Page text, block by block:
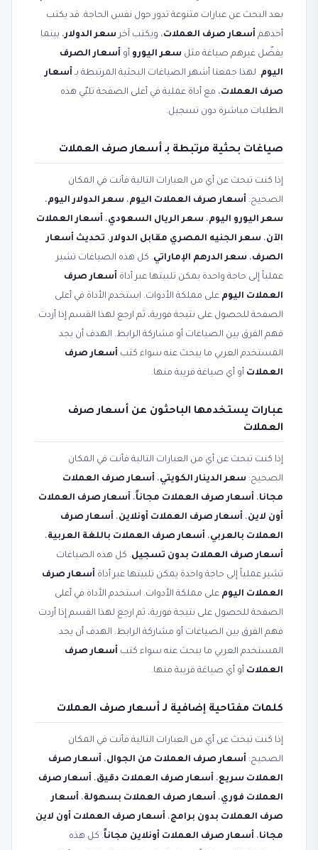
بعد البحث عن عبارات متنوعة تدور حول نفس الحاجة. قد يكتب
أحدهم أسعار صرف العملات، ويكتب آخر سعر الدولار، بينما
يفضّل غيرهم صياغة مثل سعر اليورو أو أسعار الصرف
اليوم. لهذا جمعنا أشهر الصياغات البحثية المرتبطة بـ أسعار
صرف العملات، مع أداة عملية في أعلى الصفحة تلبّي هذه
الطلبات مباشرة دون تسجيل.
صياغات بحثية مرتبطة بـ أسعار صرف العملات
إذا كنت تبحث عن أي من العبارات التالية فأنت في المكان
الصحيح: أسعار صرف العملات اليوم، سعر الدولار اليوم،
سعر اليورو اليوم، سعر الريال السعودي، أسعار العملات
الآن، سعر الجنيه المصري مقابل الدولار، تحديث أسعار
الصرف، سعر الدرهم الإماراتي. كل هذه الصياغات تشير
عملياً إلى حاجة واحدة يمكن تلبيتها عبر أداة أسعار صرف
العملات اليوم على مملكة الأدوات. استخدم الأداة في أعلى
الصفحة للحصول على نتيجة فورية، ثم ارجع لهذا القسم إذا أردت
فهم الفرق بين الصياغات أو مشاركة الرابط. الهدف أن يجد
المستخدم العربي ما يبحث عنه سواء كتب أسعار صرف
العملات أو أي صياغة قريبة منها.
عبارات يستخدمها الباحثون عن أسعار صرف
العملات
إذا كنت تبحث عن أي من العبارات التالية فأنت في المكان
الصحيح: سعر الدينار الكويتي، أسعار صرف العملات
مجانا، أسعار صرف العملات مجاناً، أسعار صرف العملات
أون لاين، أسعار صرف العملات أونلاين، أسعار صرف
العملات بالعربي، أسعار صرف العملات باللغة العربية،
أسعار صرف العملات بدون تسجيل. كل هذه الصياغات
تشير عملياً إلى حاجة واحدة يمكن تلبيتها عبر أداة أسعار صرف
العملات اليوم على مملكة الأدوات. استخدم الأداة في أعلى
الصفحة للحصول على نتيجة فورية، ثم ارجع لهذا القسم إذا أردت
فهم الفرق بين الصياغات أو مشاركة الرابط. الهدف أن يجد
المستخدم العربي ما يبحث عنه سواء كتب أسعار صرف
العملات أو أي صياغة قريبة منها.
كلمات مفتاحية إضافية لـ أسعار صرف العملات
إذا كنت تبحث عن أي من العبارات التالية فأنت في المكان
الصحيح: أسعار صرف العملات من الجوال، أسعار صرف
العملات سريع، أسعار صرف العملات دقيق، أسعار صرف
العملات فوري، أسعار صرف العملات بسهولة، أسعار
صرف العملات بدون برامج، أسعار صرف العملات أون لاين
مجانا، أسعار صرف العملات أونلاين مجاناً. كل هذه